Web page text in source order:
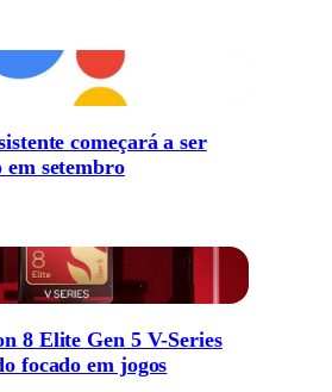
começará a ser
em setembro
8 Elite Gen 5 V-Series
focado em jogos